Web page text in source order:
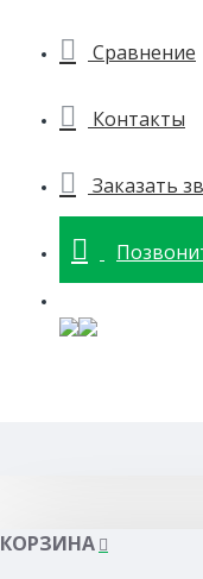
Сравнение
Контакты
Заказать
КОРЗИНА